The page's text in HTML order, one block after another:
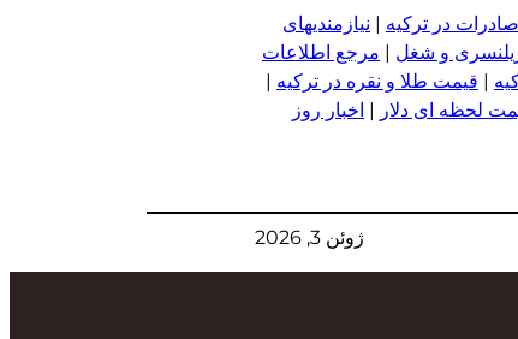
در ترکیه | نیازمندیهای
و شغل | مرجع اطلاعات
| قیمت طلا و نقره در ترکیه |
لحظه ای دلار | اخبار روز
ژوئن 3, 2026